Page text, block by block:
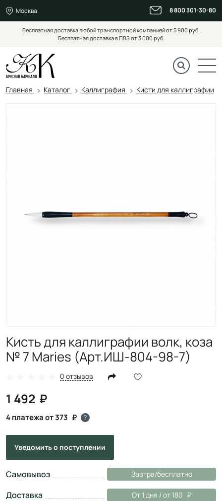
Москва 8 800 301-30-80
Бесплатная доставка любой транспортной компанией от 5 900 руб.
Бесплатная доставка в ПВЗ от 3 000 руб.
Главная Каталог Каллиграфия Кисти для каллиграфии
Кисть для каллиграфии волк, коза
№ 7 Maries (Арт.ИШ-804-98-7)
0 отзывов
1 492
4 платежа от 373 ?
Уведомитьо поступлении
Самовывоз Завтра/бесплатно
Доставка От 1 дня / от 180